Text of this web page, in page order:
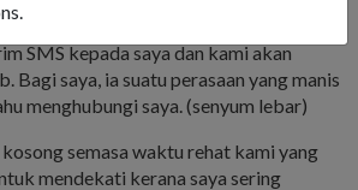
Changi dan setiap kali dia berada di
SMS kepada saya dan kami akan
Bagi saya, ia suatu perasaan yang manis
menghubungi saya. (senyum lebar)
semasa waktu rehat kami yang
mendekati kerana saya sering